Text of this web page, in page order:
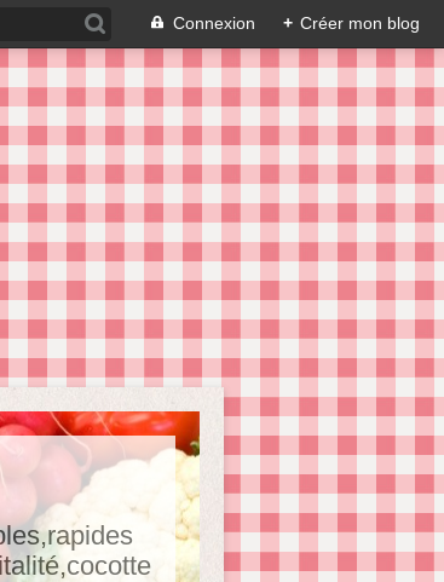
Connexion + Créer mon blog